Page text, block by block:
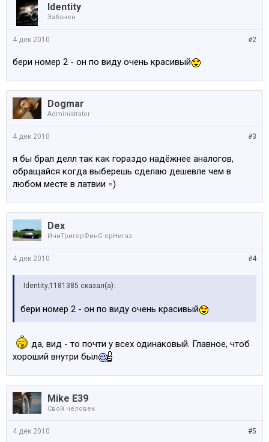
Identity
Забанен
#2
4 дек 2010
бери номер 2 - он по виду очень красивый
Dogmar
Administrator
#3
4 дек 2010
я бы брал делл так как гораздо надёжнее аналогов,
обращайся когда выберешь сделаю дешевле чем в
любом месте в латвии =)
Dex
ИчиТригерФинG ерНигаз
#4
4 дек 2010
Identity;1181385 сказал(а):
бери номер 2 - он по виду очень красивый
да, вид - то почти у всех одинаковый. Главное, чтоб
хороший внутри был
Mike E39
Свой человек
#5
4 дек 2010